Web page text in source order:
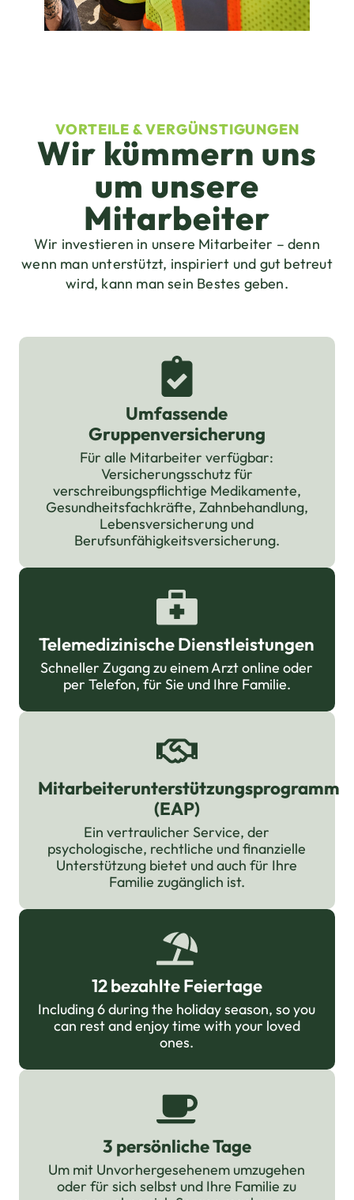
VORTEILE & VERGÜNSTIGUNGEN
Wir kümmern uns
um unsere
Mitarbeiter
Wir investieren in unsere Mitarbeiter – denn
wenn man unterstützt, inspiriert und gut betreut
wird, kann man sein Bestes geben.
Umfassende
Gruppenversicherung
Für alle Mitarbeiter verfügbar:
Versicherungsschutz für
verschreibungspflichtige Medikamente,
Gesundheitsfachkräfte, Zahnbehandlung,
Lebensversicherung und
Berufsunfähigkeitsversicherung.
Telemedizinische Dienstleistungen
Schneller Zugang zu einem Arzt online oder
per Telefon, für Sie und Ihre Familie.
Mitarbeiterunterstützungsprogramm
(EAP)
Ein vertraulicher Service, der
psychologische, rechtliche und finanzielle
Unterstützung bietet und auch für Ihre
Familie zugänglich ist.
12 bezahlte Feiertage
Including 6 during the holiday season, so you
can rest and enjoy time with your loved
ones.
3 persönliche Tage
Um mit Unvorhergesehenem umzugehen
oder für sich selbst und Ihre Familie zu